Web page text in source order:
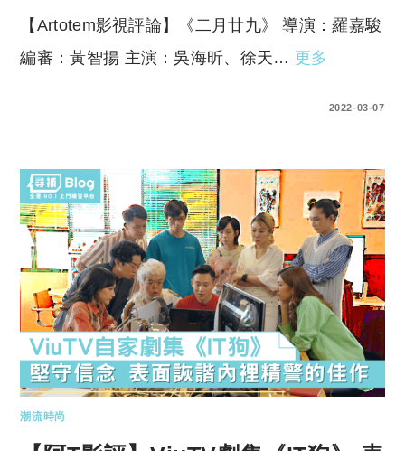
【Artotem影視評論】《二月廿九》 導演：羅嘉駿
編審：黃智揚 主演：吳海昕、徐天… 更多
2022-03-07
潮流時尚